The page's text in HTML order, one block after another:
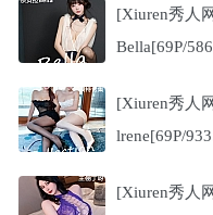
[Xiuren秀人
Bella[69P/
[Xiuren秀人
lrene[69P/
[Xiuren秀人